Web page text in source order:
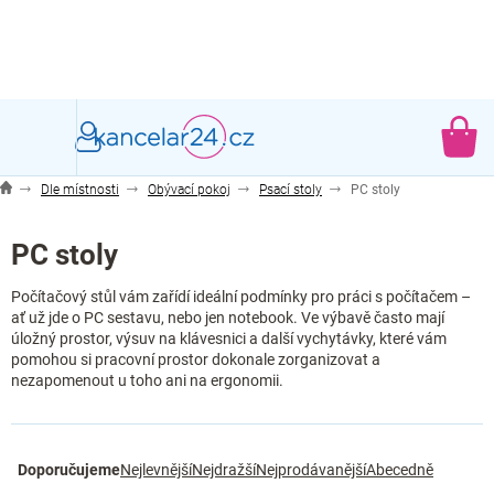
Dle místnosti Obývací pokoj Psací stoly PC stoly
PC stoly
Počítačový stůl vám zařídí ideální podmínky pro práci s počítačem –
ať už jde o PC sestavu, nebo jen notebook. Ve výbavě často mají
úložný prostor, výsuv na klávesnici a další vychytávky, které vám
pomohou si pracovní prostor dokonale zorganizovat a
nezapomenout u toho ani na ergonomii.
a
DoporučujemeNejlevnějšíNejdražšíNejprodávanějšíAbecedně